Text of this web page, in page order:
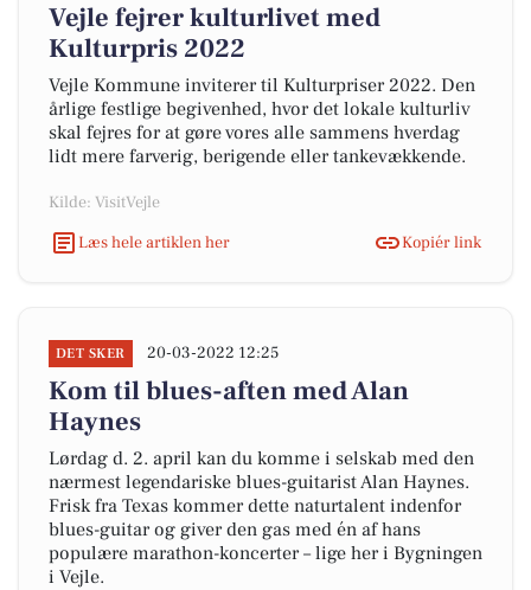
Vejle fejrer kulturlivet med
Kulturpris 2022
Vejle Kommune inviterer til Kulturpriser 2022. Den
årlige festlige begivenhed, hvor det lokale kulturliv
skal fejres for at gøre vores alle sammens hverdag
lidt mere farverig, berigende eller tankevækkende.
Kilde: VisitVejle
Læs hele artiklen her
Kopiér link
DET SKER 20-03-2022 12:25
Kom til blues-aften med Alan
Haynes
Lørdag d. 2. april kan du komme i selskab med den
nærmest legendariske blues-guitarist Alan Haynes.
Frisk fra Texas kommer dette naturtalent indenfor
blues-guitar og giver den gas med én af hans
populære marathon-koncerter – lige her i Bygningen
i Vejle.